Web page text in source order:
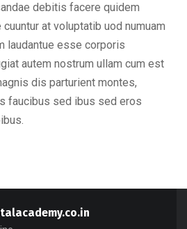
debitis facere quidem
at voluptatib uod numuam
laudantue esse corporis
autem nostrum ullam cum est
dis parturient montes,
faucibus sed ibus sed eros